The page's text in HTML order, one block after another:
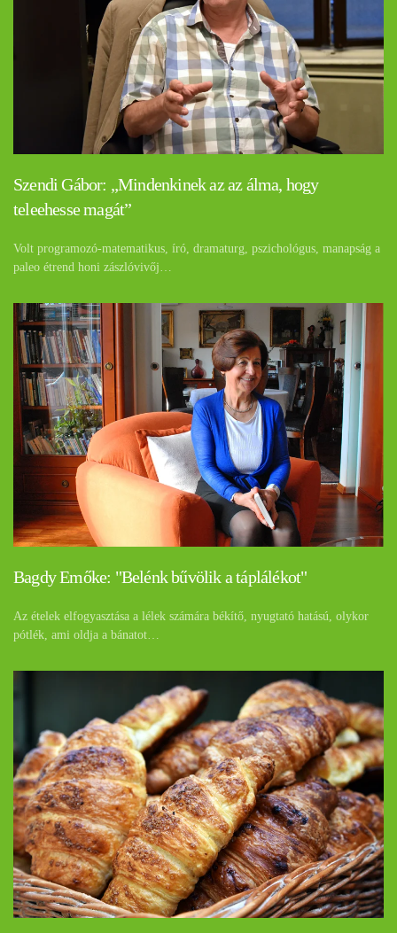
Szendi Gábor: „Mindenkinek az az álma, hogy
teleehesse magát”
Volt programozó-matematikus, író, dramaturg, pszichológus, manapság a
paleo étrend honi zászlóvivőj…
Bagdy Emőke: "Belénk bűvölik a táplálékot"
Az ételek elfogyasztása a lélek számára békítő, nyugtató hatású, olykor
pótlék, ami oldja a bánatot…